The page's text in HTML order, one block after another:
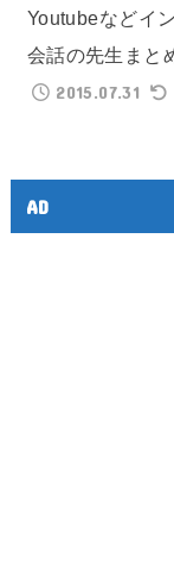
Youtubeなどイ
会話の先生まと
2015.07.31
AD